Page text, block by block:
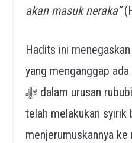
akan masuk neraka”
Hadits ini
yang menganggap
ﷻ dalam urusan rububiyyah, maka ia
telah melakukan syirik
menjerumuskannya ke